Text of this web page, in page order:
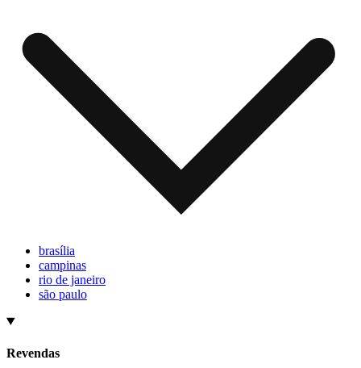
brasília
campinas
rio de janeiro
são paulo
Revendas